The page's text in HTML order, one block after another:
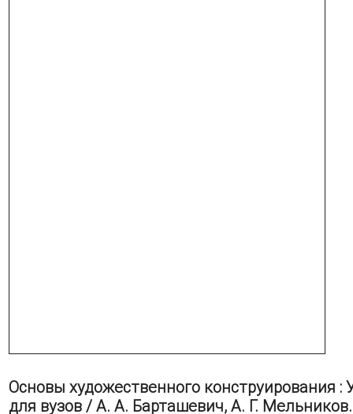
Основы художественного конструирования :
для вузов / А. А. Барташевич, А. Г.